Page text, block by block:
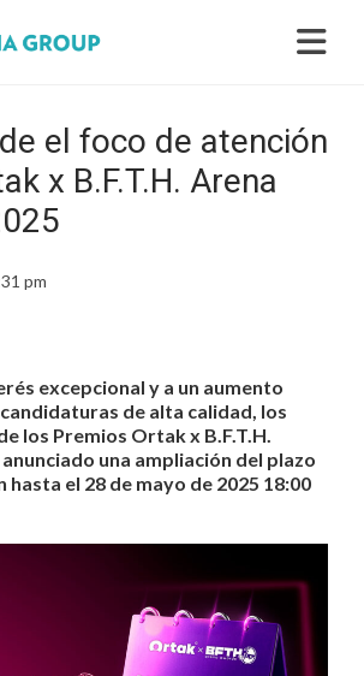
el foco de atención
x B.F.T.H. Arena
pm
excepcional y a un aumento
de alta calidad, los
los Premios Ortak x B.F.T.H.
una ampliación del plazo
el 28 de mayo de 2025 18:00